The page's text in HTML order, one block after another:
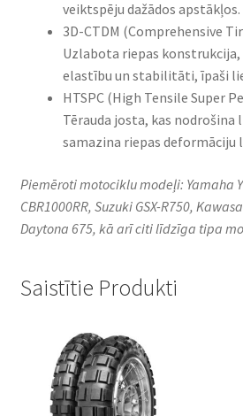
veiktspēju dažādos apstākļos.​
3D-CTDM (Comprehensive
Uzlabota riepas
elastību un stabilitāti, īpaši
HTSPC (High Tensile Super
Tērauda josta, kas
samazina riepas deformāciju
Piemēroti motociklu modeļi: Yamaha
CBR1000RR, Suzuki GSX-R750,
Daytona 675, kā arī citi līdzīga tipa
Saistītie Produkti